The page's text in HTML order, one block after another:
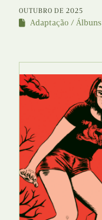
OUTUBRO DE 2025
Adaptação Álbuns